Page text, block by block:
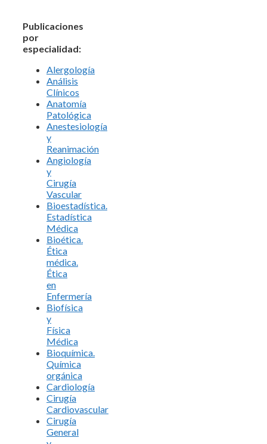
Publicaciones
por
especialidad:
Alergología
Análisis
Clínicos
Anatomía
Patológica
Anestesiología
y
Reanimación
Angiología
y
Cirugía
Vascular
Bioestadística.
Estadística
Médica
Bioética.
Ética
médica.
Ética
en
Enfermería
Biofísica
y
Física
Médica
Bioquímica.
Química
orgánica
Cardiología
Cirugía
Cardiovascular
Cirugía
General